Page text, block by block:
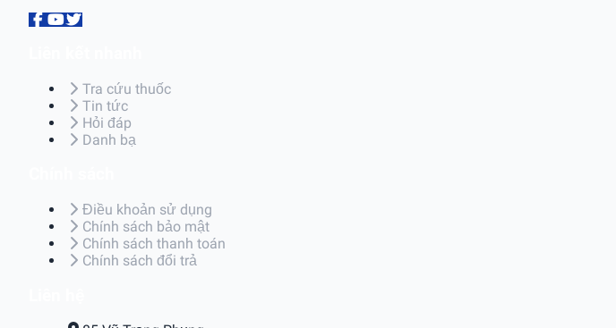
Tra cứu thuốc
Tin tức
Hỏi đáp
Danh bạ
Điều khoản sử dụng
Chính sách bảo mật
Chính sách thanh toán
Chính sách đổi trả